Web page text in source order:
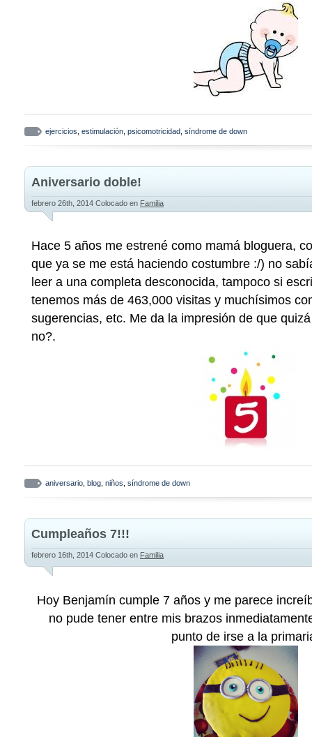
ejercicios estimulación psicomotricidad síndrome de down
Aniversario doble!
febrero 26th, 2014 Colocado en Familia
Hace 5 años me estrené como mamá bloguera,
que ya se me está haciendo costumbre :/) no
leer a una completa desconocida, tampoco si
tenemos más de 463,000 visitas y muchísimos
sugerencias, etc. Me da la impresión de que
no?.
aniversario blog niños síndrome de down
Cumpleaños 7!!!
febrero 16th, 2014 Colocado en Familia
Hoy Benjamín cumple 7 años y me parece
no pude tener entre mis brazos
punto de irse a la